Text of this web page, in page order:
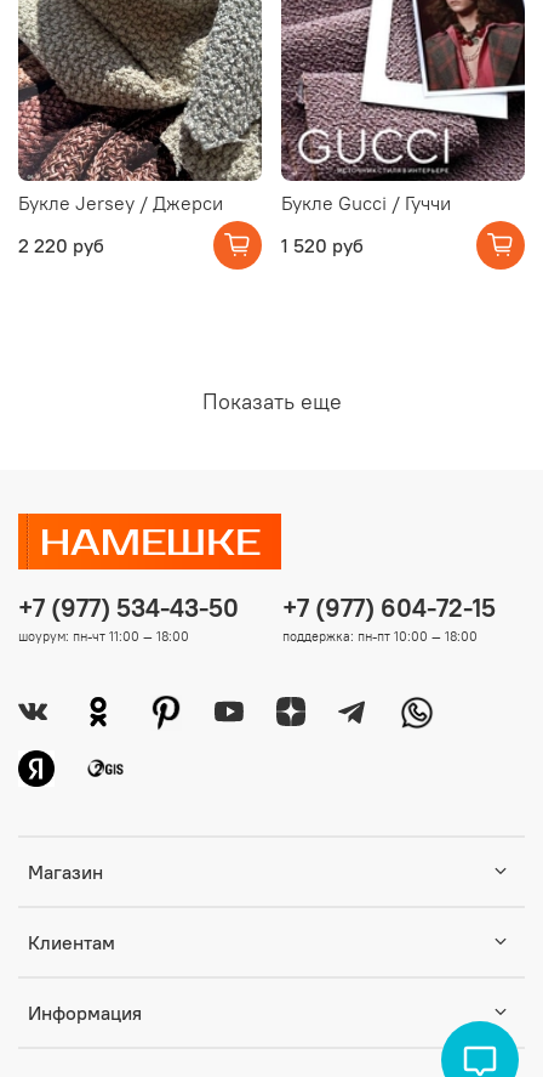
Букле Jersey / Джерси
2 220 руб
Букле Gucci / Гуччи
1 520 руб
Показать еще
Магазин
Клиентам
Информация
+7 (977) 534-43-50
шоурум: пн-чт 11:00 — 18:00
+7 (977) 604-72-15
поддержка: пн-пт 10:00 — 18:00